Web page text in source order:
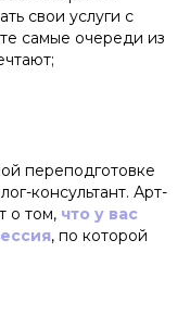
свои услуги с
самые очереди из
переподготовке
консультант. Арт-
о том, что у вас
, по которой